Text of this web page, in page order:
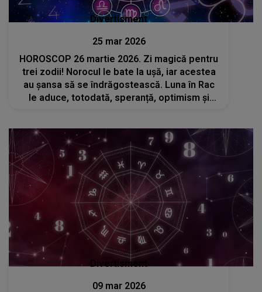
Divertisment
25 mar 2026
HOROSCOP 26 martie 2026. Zi magică pentru
trei zodii! Norocul le bate la ușă, iar acestea
au șansa să se îndrăgostească. Luna în Rac
le aduce, totodată, speranță, optimism și
Divertisment
09 mar 2026